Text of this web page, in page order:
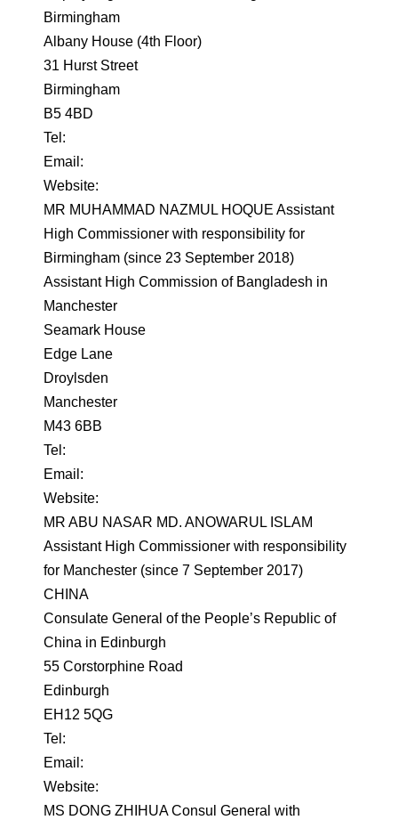
Birmingham
Albany House (4th Floor)
31 Hurst Street
Birmingham
B5 4BD
Tel:
Email:
Website:
MR MUHAMMAD NAZMUL HOQUE Assistant
High Commissioner with responsibility for
Birmingham (since 23 September 2018)
Assistant High Commission of Bangladesh in
Manchester
Seamark House
Edge Lane
Droylsden
Manchester
M43 6BB
Tel:
Email:
Website:
MR ABU NASAR MD. ANOWARUL ISLAM
Assistant High Commissioner with responsibility
for Manchester (since 7 September 2017)
CHINA
Consulate General of the People’s Republic of
China in Edinburgh
55 Corstorphine Road
Edinburgh
EH12 5QG
Tel:
Email:
Website:
MS DONG ZHIHUA Consul General with